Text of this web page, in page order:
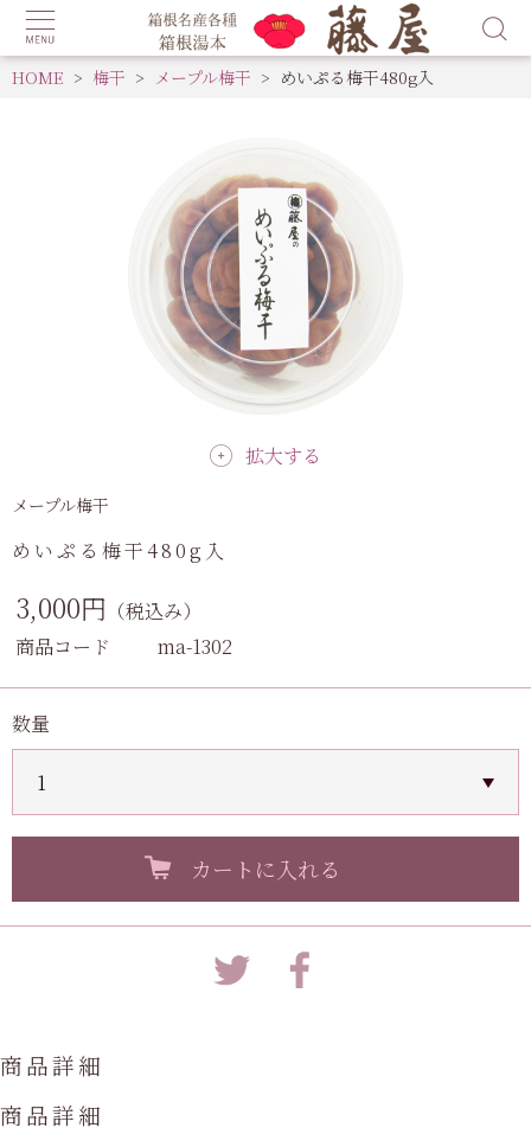
HOME 梅干 メープル梅干 めいぷる梅干480g入
拡大する
メープル梅干
めいぷる梅干480g入
3,000円 （税込み）
商品コード
ma-1302
数量
カートに入れる
商品詳細
商品詳細